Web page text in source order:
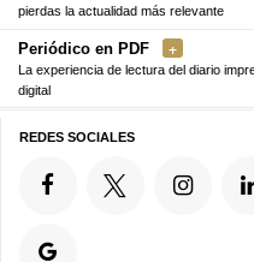
pierdas la actualidad más relevante
Periódico en PDF
La experiencia de lectura del diario
digital
REDES SOCIALES